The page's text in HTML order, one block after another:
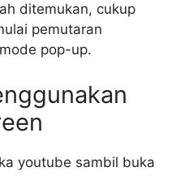
ditemukan, cukup
pemutaran
pop-up.
youtube sambil buka